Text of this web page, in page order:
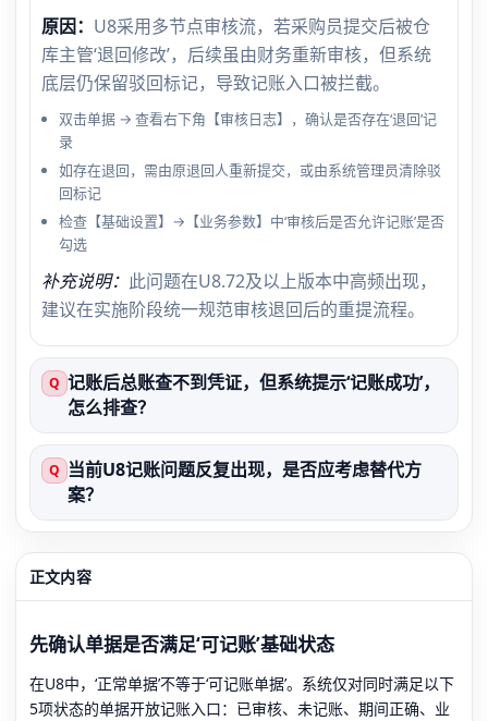
原因： U8采用多节点审核流，若采购员提交后被仓
库主管‘退回修改’，后续虽由财务重新审核，但系统
底层仍保留驳回标记，导致记账入口被拦截。
双击单据 → 查看右下角【审核日志】，确认是否存在‘退回’记
录
如存在退回，需由原退回人重新提交，或由系统管理员清除驳
回标记
检查【基础设置】→【业务参数】中‘审核后是否允许记账’是否
勾选
补充说明： 此问题在U8.72及以上版本中高频出现，
建议在实施阶段统一规范审核退回后的重提流程。
Q 记账后总账查不到凭证，但系统提示‘记账成功’，
怎么排查？
Q 当前U8记账问题反复出现，是否应考虑替代方
案？
正文内容
先确认单据是否满足‘可记账’基础状态
在U8中，‘正常单据’不等于‘可记账单据’。系统仅对同时满足以下
5项状态的单据开放记账入口：已审核、未记账、期间正确、业